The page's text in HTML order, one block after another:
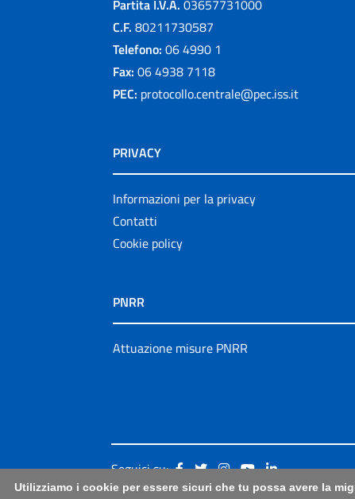
Partita I.V.A. 03657731000
C.F. 80211730587
Telefono: 06 4990 1
Fax: 06 4938 7118
PEC: protocollo.centrale@pec.iss.it
PRIVACY
Informazioni per la privacy
Contatti
Cookie policy
PNRR
Attuazione misure PNRR
Seguici su:
Utilizziamo i cookie per essere sicuri che tu possa avere la